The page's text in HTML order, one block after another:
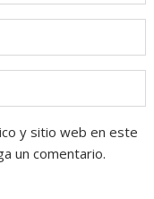
y sitio web en este
un comentario.